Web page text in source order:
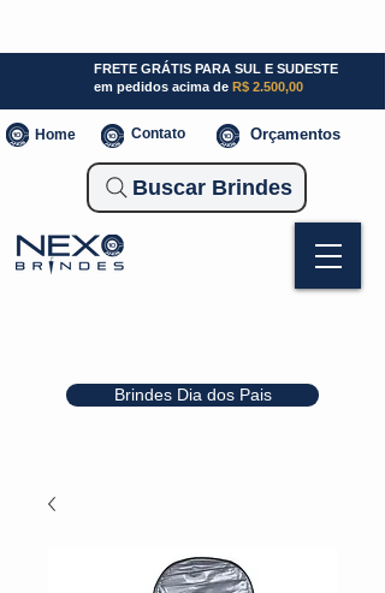
Brindes Dia dos Pais
FRETE GRÁTIS PARA SUL E SUDESTE
em pedidos acima de R$ 2.500,00
Home Contato Orçamentos
Buscar Brindes